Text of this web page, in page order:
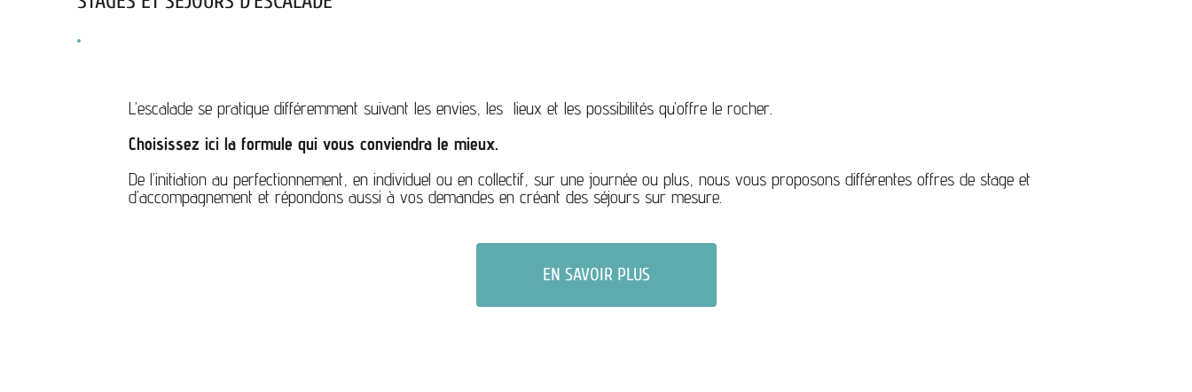
L’escalade se pratique différemment suivant les envies, les lieux et les possibilités qu’offre le rocher.
Choisissez ici la formule qui vous conviendra le mieux.
De l’initiation au perfectionnement, en individuel ou en collectif, sur une journée ou plus, nous vous proposons différentes offres de stage et
d’accompagnement et répondons aussi à vos demandes en créant des séjours sur mesure.
EN SAVOIR PLUS